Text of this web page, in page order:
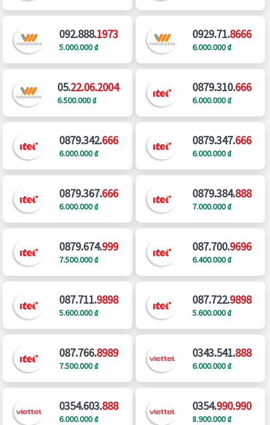
092.888.1973
5.000.000 ₫
0929.71.8666
6.000.000 ₫
05.22.06.2004
6.500.000 ₫
0879.310.666
6.000.000 ₫
0879.342.666
6.000.000 ₫
0879.347.666
6.000.000 ₫
0879.367.666
6.000.000 ₫
0879.384.888
7.000.000 ₫
0879.674.999
7.500.000 ₫
087.700.9696
6.400.000 ₫
087.711.9898
5.600.000 ₫
087.722.9898
5.600.000 ₫
087.766.8989
7.500.000 ₫
0343.541.888
6.000.000 ₫
0354.603.888
6.000.000 ₫
0354.990.990
8.900.000 ₫